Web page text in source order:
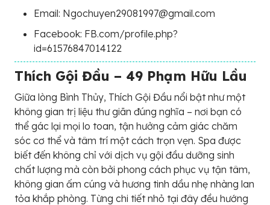
Email: Ngochuyen29081997@gmail.com
Facebook: FB.com/profile.php?
id=61576847014122
Thích Gội Đầu – 49 Phạm Hữu Lầu
Giữa lòng Bình Thủy, Thích Gội Đầu nổi bật như một
không gian trị liệu thư giãn đúng nghĩa – nơi bạn có
thể gác lại mọi lo toan, tận hưởng cảm giác chăm
sóc cơ thể và tâm trí một cách trọn vẹn. Spa được
biết đến không chỉ với dịch vụ gội đầu dưỡng sinh
chất lượng mà còn bởi phong cách phục vụ tận tâm,
không gian ấm cúng và hương tinh dầu nhẹ nhàng lan
tỏa khắp phòng. Từng chi tiết nhỏ tại đây đều hướng